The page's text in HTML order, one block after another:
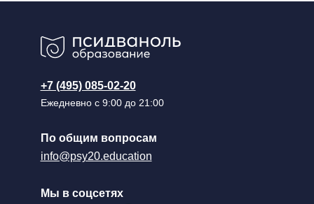
Мы в соцсетях
По общим вопросам
+7 (495) 085-02-20
Ежедневно с 9:00 до 21:00
info@psy20.education